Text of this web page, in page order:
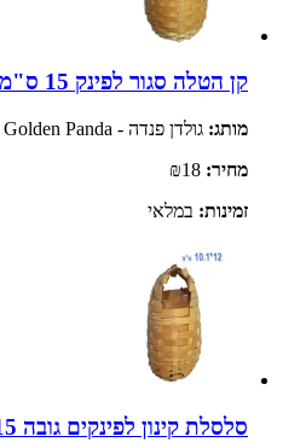
קן הטלה סגור לפינק 15 ס"מ | PANDA
מותג: גולדן פנדה - Golden Panda
מחיר:
זמינות: במלאי
סלסלת קינון לפינקים גובה 15 ס"מ | PANDA GOLD